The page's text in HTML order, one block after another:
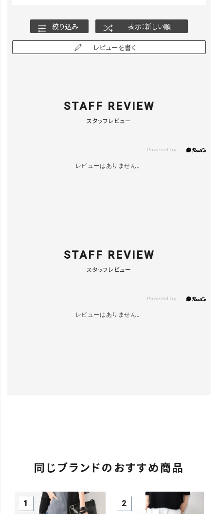
絞り込み 表示：新しい順
レビューを書く
STAFF REVIEW
スタッフレビュー
レビューはありません。
STAFF REVIEW
スタッフレビュー
レビューはありません。
同じブランドのおすすめ商品